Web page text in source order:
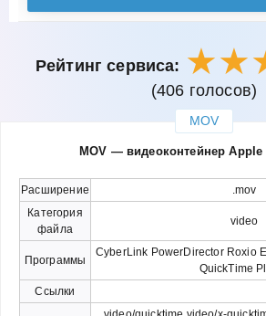
Рейтинг сервиса:
(406 голосов)
MOV
MOV — видеоконтейнер
Расширение
.mov
Категория
файла
video
Программы
CyberLink PowerDirector Roxio
QuickTime
Ссылки